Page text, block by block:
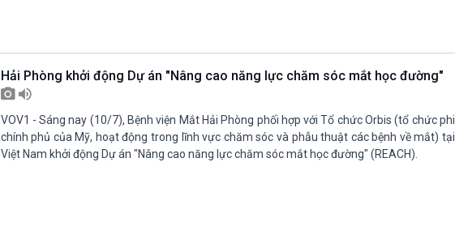
Hải Phòng khởi động Dự án "Nâng cao năng lực chăm sóc mắt học đường"
VOV1 - Sáng nay (10/7), Bệnh viện Mắt Hải Phòng phối hợp với Tổ chức Orbis (tổ chức phi
chính phủ của Mỹ, hoạt động trong lĩnh vực chăm sóc và phẫu thuật các bệnh về mắt) tại
Việt Nam khởi động Dự án "Nâng cao năng lực chăm sóc mắt học đường" (REACH).